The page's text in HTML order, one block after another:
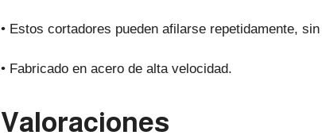
• Estos cortadores pueden afilarse repetidamente,
• Fabricado en acero de alta velocidad.
Valoraciones